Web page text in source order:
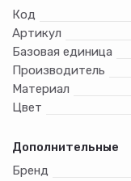
Код
Артикул
Базовая единица
Производитель
Материал
Цвет
Дополнительные
Бренд